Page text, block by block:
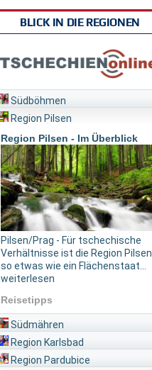
BLICK IN DIE REGIONEN
Südböhmen
Region Pilsen
Region Pilsen - Im Überblick
Pilsen/Prag - Für tschechische
Verhältnisse ist die Region Pilsen
so etwas wie ein Flächenstaat...
weiterlesen
Reisetipps
Südmähren
Region Karlsbad
Region Pardubice